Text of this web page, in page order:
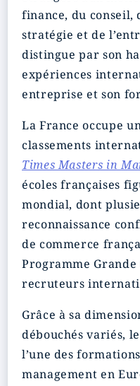
finance, du conseil,
stratégie et de
distingue par son
expériences
entreprise et son
La France occupe
classements
Times Masters in
écoles françaises
mondial, dont
reconnaissance
de commerce
Programme Grande
recruteurs
Grâce à sa
débouchés variés,
l’une des
management en